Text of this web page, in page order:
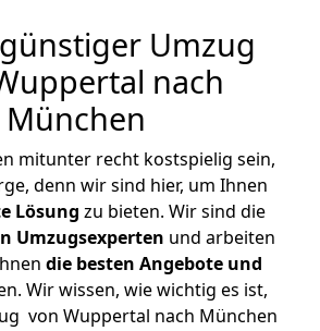
Umzug
nach
München
mitunter recht kostspielig sein,
denn wir sind hier, um Ihnen
Lösung zu bieten. Wir sind die
Umzugsexperten und arbeiten
die besten Angebote und
Wir wissen, wie wichtig es ist,
von Wuppertal nach München